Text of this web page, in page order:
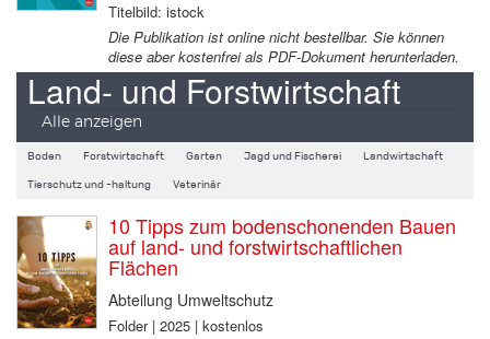
Titelbild: istock
Die Publikation ist online nicht bestellbar. Sie können
diese aber kostenfrei als PDF-Dokument herunterladen.
Land- und Forstwirtschaft
Alle anzeigen
Boden Forstwirtschaft Garten Jagd und Fischerei Landwirtschaft
Tierschutz und -haltung Veterinär
10 Tipps zum bodenschonenden Bauen
auf land- und forstwirtschaftlichen
Flächen
Abteilung Umweltschutz
Folder | 2025 | kostenlos